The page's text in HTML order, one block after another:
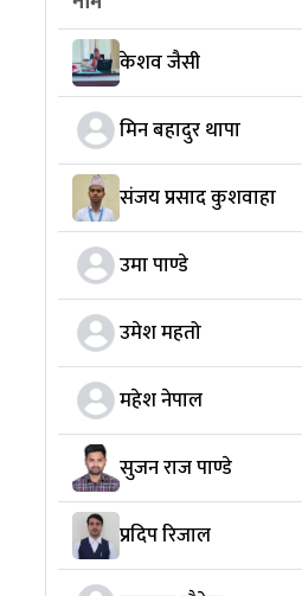
केशव जैसी
मिन बहादुर थापा
संजय प्रसाद कुशवाहा
उमा पाण्डे
उमेश महतो
महेश नेपाल
सुजन राज पाण्डे
प्रदिप रिजाल